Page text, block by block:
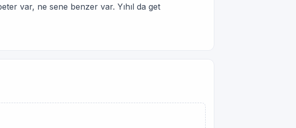
var, ne sene benzer var. Yıhıl da get